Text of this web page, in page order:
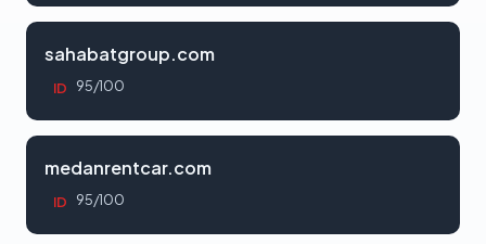
sahabatgroup.com
ID 95/100
medanrentcar.com
ID 95/100